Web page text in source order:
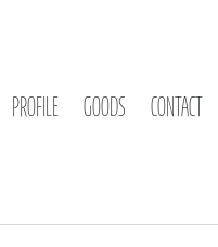
PROFILE GOODS CONTACT